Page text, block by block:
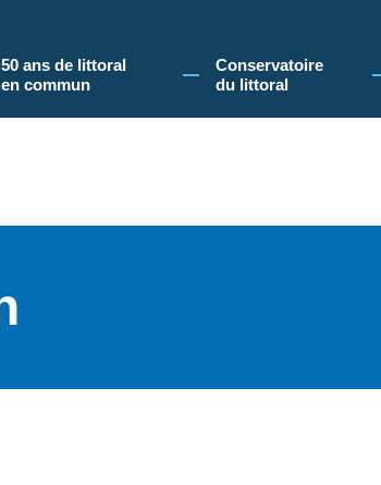
sur le site du Conservatoire du littoral, vous acceptez
50 ans de littoral
en commun​
Conservatoire
du littoral